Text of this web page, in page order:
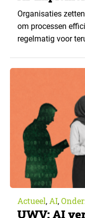
Organisaties
om processen
regelmatig voor
binnen een
die AI gebruikte
Actueel, AI,
UWV: AI